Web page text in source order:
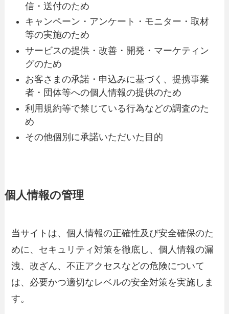
信・送付のため
キャンペーン・アンケート・モニター・取材
等の実施のため
サービスの提供・改善・開発・マーケティン
グのため
お客さまの承諾・申込みに基づく、提携事業
者・団体等への個人情報の提供のため
利用規約等で禁じている行為などの調査のた
め
その他個別に承諾いただいた目的
個人情報の管理
当サイトは、個人情報の正確性及び安全確保のた
めに、セキュリティ対策を徹底し、個人情報の漏
洩、改ざん、不正アクセスなどの危険について
は、必要かつ適切なレベルの安全対策を実施しま
す。